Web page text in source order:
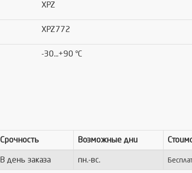
XPZ
XPZ772
-30...+90 °C
Срочность Возможные дни
В день заказа пн.-вс.